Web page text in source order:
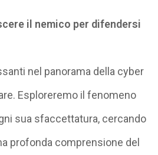
il nemico per difendersi
nel panorama della cyber
Esploreremo il fenomeno
sua sfaccettatura, cercando
profonda comprensione del